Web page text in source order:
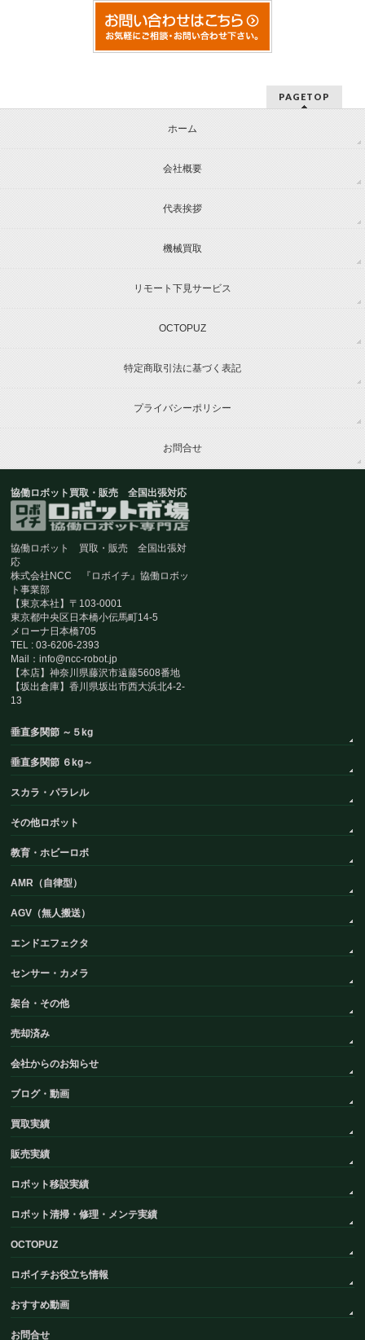
PAGETOP
ホーム
会社概要
代表挨拶
機械買取
リモート下見サービス
OCTOPUZ
特定商取引法に基づく表記
プライバシーポリシー
お問合せ
協働ロボット買取・販売 全国出張対応
協働ロボット 買取・販売 全国出張対
応
株式会社NCC 『ロボイチ』協働ロボッ
ト事業部
【東京本社】〒103-0001
東京都中央区日本橋小伝馬町14-5
メローナ日本橋705
TEL : 03-6206-2393
Mail：info@ncc-robot.jp
【本店】神奈川県藤沢市遠藤5608番地
【坂出倉庫】香川県坂出市西大浜北4-2-
13
垂直多関節 ～５kg
垂直多関節 ６kg～
スカラ・パラレル
その他ロボット
教育・ホビーロボ
AMR（自律型）
AGV（無人搬送）
エンドエフェクタ
センサー・カメラ
架台・その他
売却済み
会社からのお知らせ
ブログ・動画
買取実績
販売実績
ロボット移設実績
ロボット清掃・修理・メンテ実績
OCTOPUZ
ロボイチお役立ち情報
おすすめ動画
お問合せ